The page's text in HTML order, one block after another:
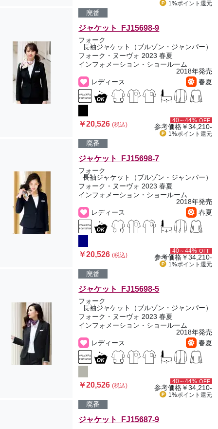
1%ポイント 還元
廃番
ジャケット FJ15698-9
フォーク
長袖ジャケット（ブルゾン・ジャンパー）
フォーク・ヌーヴォ 2023 春夏
インフォメーション・ショールーム
2018年発売
レディース
春夏
￥20,526(税込)
40～44% OFF
参考価格￥34,210-
1%ポイント 還元
廃番
ジャケット FJ15698-7
フォーク
長袖ジャケット（ブルゾン・ジャンパー）
フォーク・ヌーヴォ 2023 春夏
インフォメーション・ショールーム
2018年発売
レディース
春夏
￥20,526(税込)
40～44% OFF
参考価格￥34,210-
1%ポイント 還元
廃番
ジャケット FJ15698-5
フォーク
長袖ジャケット（ブルゾン・ジャンパー）
フォーク・ヌーヴォ 2023 春夏
インフォメーション・ショールーム
2018年発売
レディース
春夏
￥20,526(税込)
40～44% OFF
参考価格￥34,210-
1%ポイント 還元
廃番
ジャケット FJ15687-9